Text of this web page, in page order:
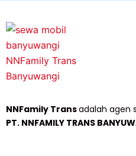
NNFamily Transadalah agen
PT. NNFAMILY TRANS